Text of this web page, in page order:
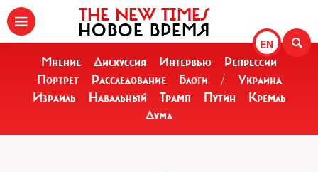
EN
THE NEW TIMES
НОВОЕ ВРЕМЯ
Мнение Дискуссия Интервью
Репрессии
Портрет
Расследование Блоги /
Украина
Израиль
Навальный Трамп Путин
Кремль
Дума